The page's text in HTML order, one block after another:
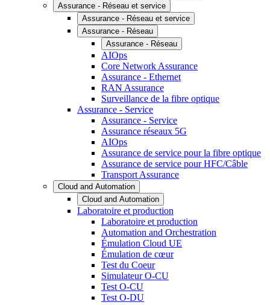
Assurance - Réseau et service
Assurance - Réseau et service
Assurance - Réseau
Assurance - Réseau
AIOps
Core Network Assurance
Assurance - Ethernet
RAN Assurance
Surveillance de la fibre optique
Assurance - Service
Assurance - Service
Assurance réseaux 5G
AIOps
Assurance de service pour la fibre optique
Assurance de service pour HFC/Câble
Transport Assurance
Cloud and Automation
Cloud and Automation
Laboratoire et production
Laboratoire et production
Automation and Orchestration
Émulation Cloud UE
Émulation de cœur
Test du Coeur
Simulateur O-CU
Test O-CU
Test O-DU